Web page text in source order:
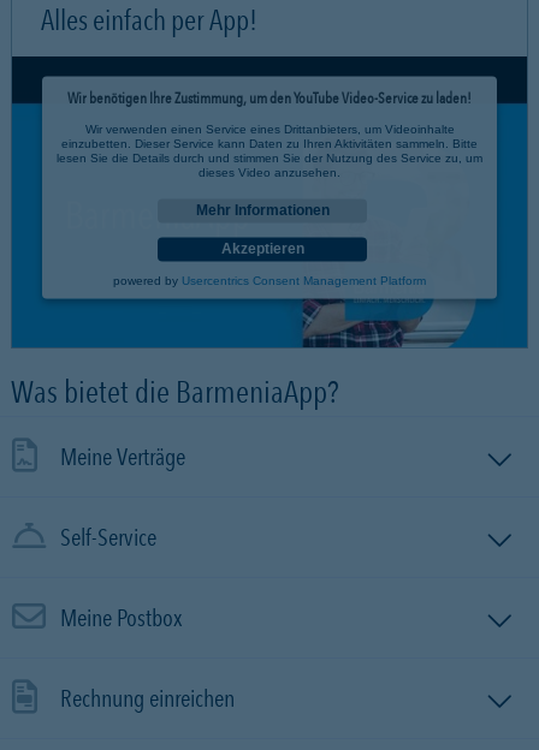
Alles einfach per App!
Wir benötigen Ihre Zustimmung, um den YouTube Video-Service zu laden!
Wir verwenden einen Service eines Drittanbieters, um Videoinhalte
einzubetten. Dieser Service kann Daten zu Ihren Aktivitäten sammeln. Bitte
lesen Sie die Details durch und stimmen Sie der Nutzung des Service zu, um
dieses Video anzusehen.
Mehr Informationen
Akzeptieren
powered by Usercentrics Consent Management Platform
Was bietet die BarmeniaApp?
Meine Verträge
Self-Service
Meine Postbox
Rechnung einreichen